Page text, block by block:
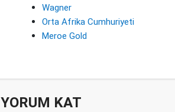
Wagner
Orta Afrika Cumhuriyeti
Meroe Gold
YORUM KAT